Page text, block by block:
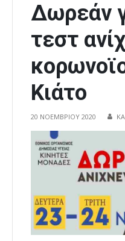
Δωρεάν
τεστ
Κιάτο
20 ΝΟΕΜΒΡΊΟΥ 2020